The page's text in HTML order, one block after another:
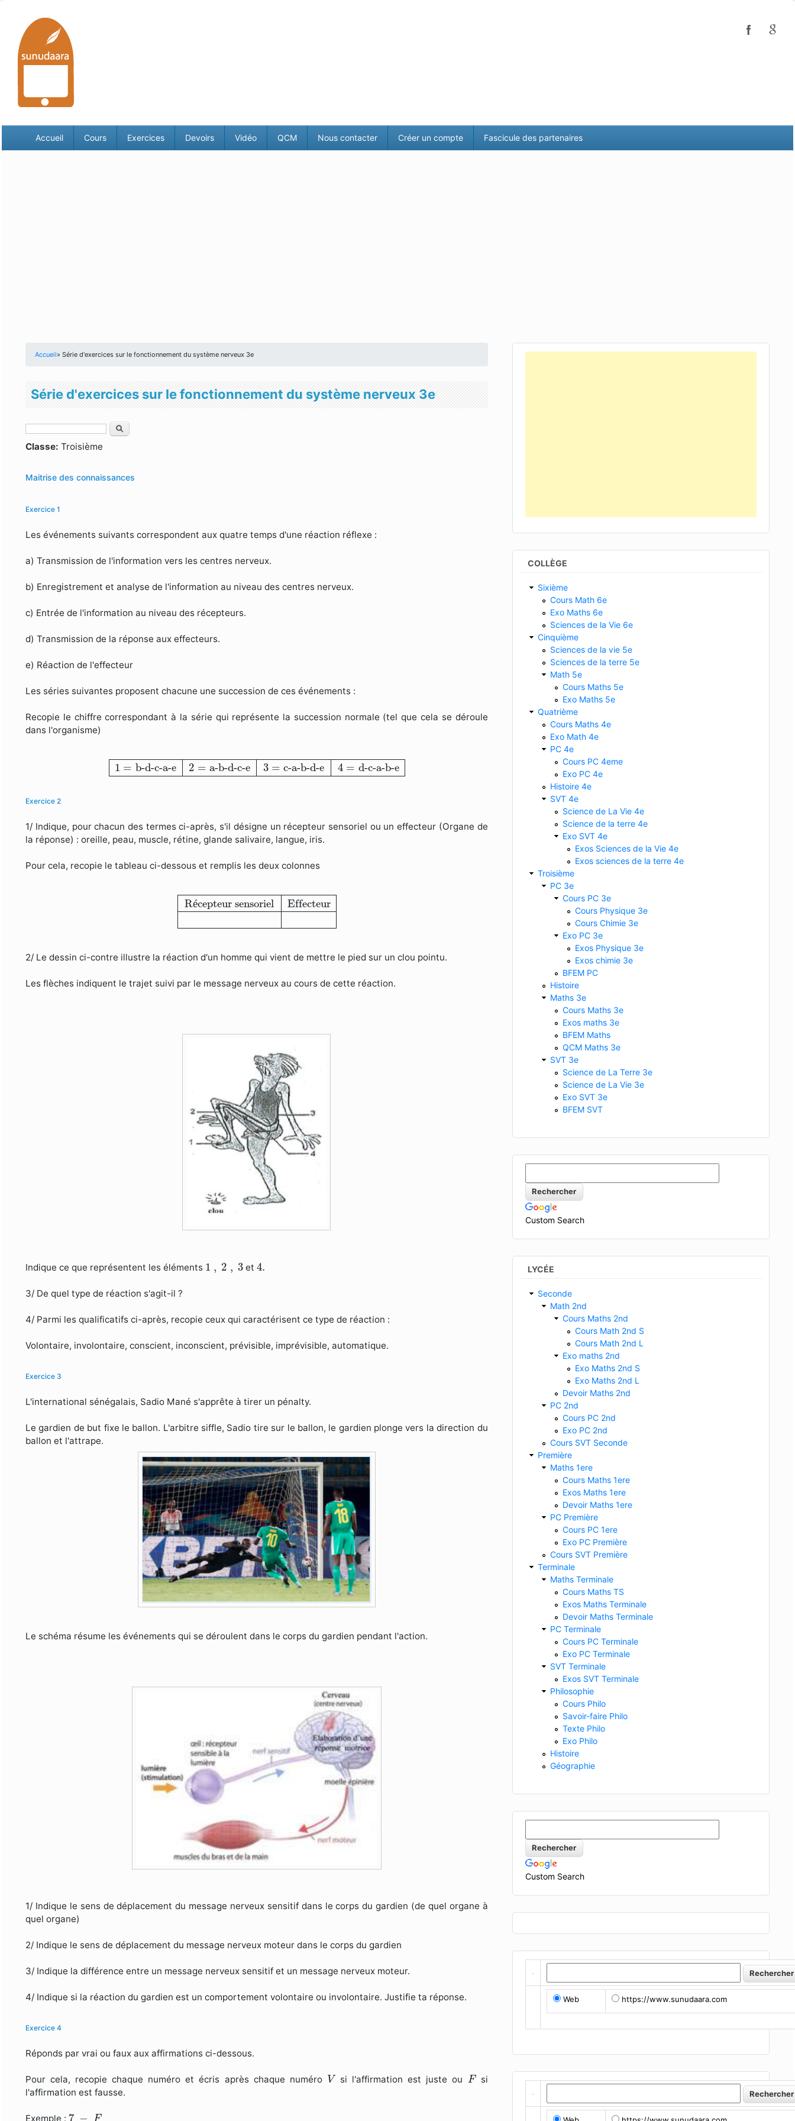
Accueil Cours Exercices Devoirs Vidéo QCM Nous contacter Créer un compte Fascicule des partenaires
Accueil» Série d'exercices sur le fonctionnement du système nerveux 3e
Série d'exercices sur le fonctionnement du système nerveux 3e
Formulaire de recherche
Rechercher
Classe:Troisième
Maitrise des connaissances
Exercice 1
Les événements suivants correspondent aux quatre temps d'une réaction réflexe :
a) Transmission de l'information vers les centres nerveux.
b) Enregistrement et analyse de l'information au niveau des centres nerveux.
c) Entrée de l'information au niveau des récepteurs.
d) Transmission de la réponse aux effecteurs.
e) Réaction de l'effecteur
Les séries suivantes proposent chacune une succession de ces événements :
Recopie le chiffre correspondant à la série qui représente la succession normale (tel que cela se déroule
dans l'organisme)
1 = b-d-c-a-e 2 = a-b-d-c-e 3 = c-a-b-d-e 4 = d-c-a-b-e
1=b-d-c-a-e2=a-b-d-c-e3=c-a-b-d-e4=d-c-a-b-e
Exercice 2
1/ Indique, pour chacun des termes ci-après, s'il désigne un récepteur sensoriel ou un effecteur (Organe de
la réponse) : oreille, peau, muscle, rétine, glande salivaire, langue, iris.
Pour cela, recopie le tableau ci-dessous et remplis les deux colonnes
Récepteur sensoriel Effecteur
Récepteur sensorielEffecteur
2/ Le dessin ci-contre illustre la réaction d'un homme qui vient de mettre le pied sur un clou pointu.
Les flèches indiquent le trajet suivi par le message nerveux au cours de cette réaction.
Indique ce que représentent les éléments 1 , 2 , 3
1 2, et 4.
4.
3/ De quel type de réaction s'agit-il ?
4/ Parmi les qualificatifs ci-après, recopie ceux qui caractérisent ce type de réaction :
Volontaire, involontaire, conscient, inconscient, prévisible, imprévisible, automatique.
Exercice 3
L'international sénégalais, Sadio Mané s'apprête à tirer un pénalty.
Le gardien de but fixe le ballon. L'arbitre siffle, Sadio tire sur le ballon, le gardien plonge vers la direction du
ballon et l'attrape.
Le schéma résume les événements qui se déroulent dans le corps du gardien pendant l'action.
1/ Indique le sens de déplacement du message nerveux sensitif dans le corps du gardien (de quel organe à
quel organe)
2/ Indique le sens de déplacement du message nerveux moteur dans le corps du gardien
3/ Indique la différence entre un message nerveux sensitif et un message nerveux moteur.
4/ Indique si la réaction du gardien est un comportement volontaire ou involontaire. Justifie ta réponse.
Exercice 4
Réponds par vrai ou faux aux affirmations ci-dessous.
Pour cela, recopie chaque numéro et écris après chaque numéro V
V si l'affirmation est juste ou F
Fsi
l'affirmation est fausse.
Exemple : 7 −
7
COLLÈGE
Sixième
Cours Math 6e
Exo Maths 6e
Sciences de la Vie 6e
Cinquième
Sciences de la vie 5e
Sciences de la terre 5e
Math 5e
Cours Maths 5e
Exo Maths 5e
Quatrième
Cours Maths 4e
Exo Math 4e
PC 4e
Cours PC 4eme
Exo PC 4e
Histoire 4e
SVT 4e
Science de La Vie 4e
Science de la terre 4e
Exo SVT 4e
Exos Sciences de la Vie 4e
Exos sciences de la terre 4e
Troisième
PC 3e
Cours PC 3e
Cours Physique 3e
Cours Chimie 3e
Exo PC 3e
Exos Physique 3e
Exos chimie 3e
BFEM PC
Histoire
Maths 3e
Cours Maths 3e
Exos maths 3e
BFEM Maths
QCM Maths 3e
SVT 3e
Science de La Terre 3e
Science de La Vie 3e
Exo SVT 3e
BFEM SVT
Custom Search
LYCÉE
Seconde
Math 2nd
Cours Maths 2nd
Cours Math 2nd S
Cours Math 2nd L
Exo maths 2nd
Exo Maths 2nd S
Exo Maths 2nd L
Devoir Maths 2nd
PC 2nd
Cours PC 2nd
Exo PC 2nd
Cours SVT Seconde
Première
Maths 1ere
Cours Maths 1ere
Exos Maths 1ere
Devoir Maths 1ere
PC Première
Cours PC 1ere
Exo PC Première
Cours SVT Première
Terminale
Maths Terminale
Cours Maths TS
Exos Maths Terminale
Devoir Maths Terminale
PC Terminale
Cours PC Terminale
Exo PC Terminale
SVT Terminale
Exos SVT Terminale
Philosophie
Cours Philo
Savoir-faire Philo
Texte Philo
Exo Philo
Histoire
Géographie
Custom Search
Web https://www.sunudaara.com